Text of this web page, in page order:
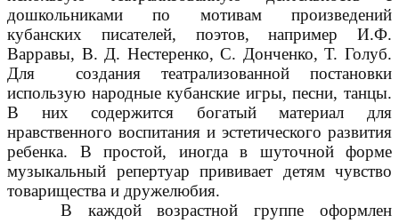
дошкольниками по мотивам произведений
кубанских писателей, поэтов, например И.Ф.
Варравы, В. Д. Нестеренко, С. Донченко, Т. Голуб.
Для создания театрализованной постановки
использую народные кубанские игры, песни, танцы.
В них содержится богатый материал для
нравственного воспитания и эстетического развития
ребенка. В простой, иногда в шуточной форме
музыкальный репертуар прививает детям чувство
товарищества и дружелюбия.
В каждой возрастной группе оформлен